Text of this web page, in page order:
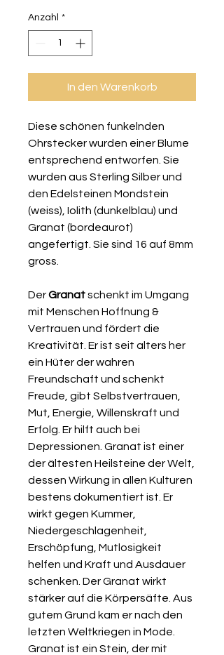
Anzahl *
In den Warenkorb
Diese schönen funkelnden
Ohrstecker wurden einer Blume
entsprechend entworfen. Sie
wurden aus Sterling Silber und
den Edelsteinen Mondstein
(weiss), Iolith (dunkelblau) und
Granat (bordeaurot)
angefertigt. Sie sind 16 auf 8mm
gross.
DerGranatschenkt im Umgang
mit Menschen Hoffnung &
Vertrauen und fördert die
Kreativität. Er ist seit alters her
ein Hüter der wahren
Freundschaft und schenkt
Freude, gibt Selbstvertrauen,
Mut, Energie, Willenskraft und
Erfolg. Er hilft auch bei
Depressionen. Granat ist einer
der ältesten Heilsteine der Welt,
dessen Wirkung in allen Kulturen
bestens dokumentiert ist. Er
wirkt gegen Kummer,
Niedergeschlagenheit,
Erschöpfung, Mutlosigkeit
helfen und Kraft und Ausdauer
schenken. Der Granat wirkt
stärker auf die Körpersäfte. Aus
gutem Grund kam er nach den
letzten Weltkriegen in Mode.
Granat ist ein Stein, der mit